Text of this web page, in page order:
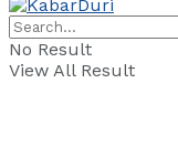
No Result
View All Result